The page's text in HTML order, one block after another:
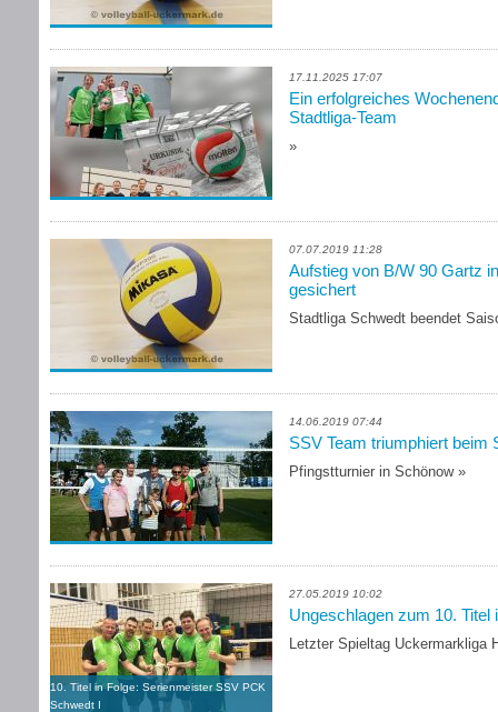
17.11.2025 17:07
Ein erfolgreiches
Stadtliga-Team
»
07.07.2019 11:28
Aufstieg von B/W 90 Gartz
gesichert
Stadtliga Schwedt beendet
14.06.2019 07:44
SSV Team triumphiert beim
Pfingstturnier in Schönow»
10. Titel in Folge: Serienmeister SSV PCK
Schwedt I
27.05.2019 10:02
Ungeschlagen zum 10. Titel
Letzter Spieltag Uckermarkliga